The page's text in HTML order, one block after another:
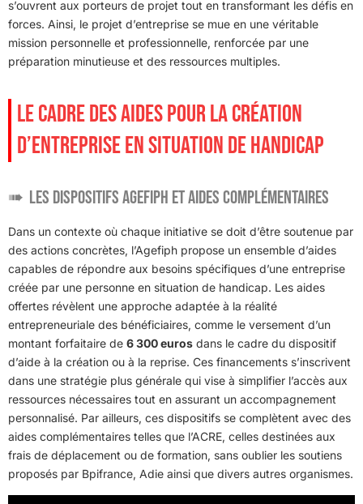
s’ouvrent aux porteurs de projet tout en transformant les défis en
forces. Ainsi, le projet d’entreprise se mue en une véritable
mission personnelle et professionnelle, renforcée par une
préparation minutieuse et des ressources multiples.
LE CADRE DES AIDES POUR LA CRÉATION
D’ENTREPRISE EN SITUATION DE HANDICAP
Les dispositifs Agefiph et aides complémentaires
Dans un contexte où chaque initiative se doit d’être soutenue par
des actions concrètes, l’Agefiph propose un ensemble d’aides
capables de répondre aux besoins spécifiques d’une entreprise
créée par une personne en situation de handicap. Les aides
offertes révèlent une approche adaptée à la réalité
entrepreneuriale des bénéficiaires, comme le versement d’un
montant forfaitaire de 6 300 euros dans le cadre du dispositif
d’aide à la création ou à la reprise. Ces financements s’inscrivent
dans une stratégie plus générale qui vise à simplifier l’accès aux
ressources nécessaires tout en assurant un accompagnement
personnalisé. Par ailleurs, ces dispositifs se complètent avec des
aides complémentaires telles que l’ACRE, celles destinées aux
frais de déplacement ou de formation, sans oublier les soutiens
proposés par Bpifrance, Adie ainsi que divers autres organismes.